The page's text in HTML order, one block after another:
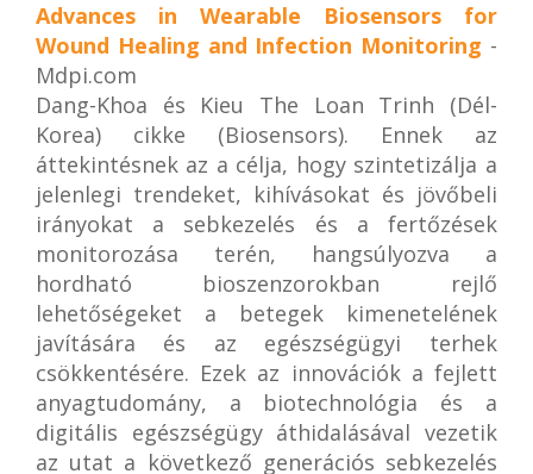
Advances in Wearable Biosensors for
Wound Healing and Infection Monitoring -
Mdpi.com
Dang-Khoa és Kieu The Loan Trinh (Dél-
Korea) cikke (Biosensors). Ennek az
áttekintésnek az a célja, hogy szintetizálja a
jelenlegi trendeket, kihívásokat és jövőbeli
irányokat a sebkezelés és a fertőzések
monitorozása terén, hangsúlyozva a
hordható bioszenzorokban rejlő
lehetőségeket a betegek kimenetelének
javítására és az egészségügyi terhek
csökkentésére. Ezek az innovációk a fejlett
anyagtudomány, a biotechnológia és a
digitális egészségügy áthidalásával vezetik
az utat a következő generációs sebkezelés